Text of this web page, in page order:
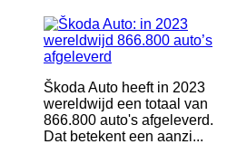
Škoda Auto heeft in 2023
wereldwijd een totaal van
866.800 auto's afgeleverd.
Dat betekent een aanzi...